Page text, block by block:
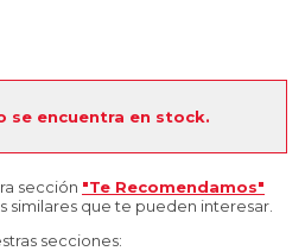
se encuentra en stock.
sección "Te Recomendamos"
similares que te pueden interesar.
secciones: